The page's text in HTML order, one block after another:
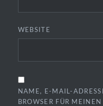
WEBSITE
NAME, E-MAIL-
BROWSER FÜR